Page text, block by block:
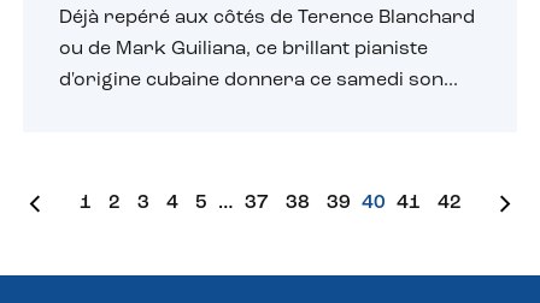
Déjà repéré aux côtés de Terence Blanchard
ou de Mark Guiliana, ce brillant pianiste
d'origine cubaine donnera ce samedi son...
1 2 3 4 5 … 37 38 39 40 41 42